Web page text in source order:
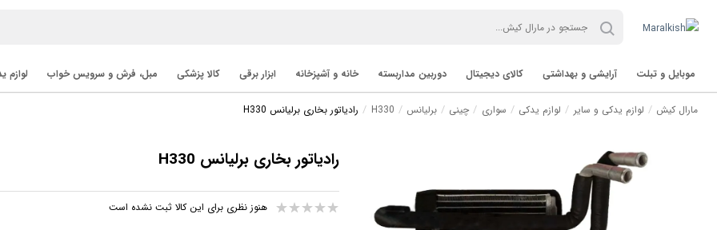
موبایل و تبلت آرایشی و بهداشتی کالای دیجیتال دوربین مداربسته خانه و آشپزخانه ابزار برقی کالا پزشکی مبل، فرش و سرویس خواب لوازم
مارال کیش لوازم یدکی و سایر لوازم یدکی سواری چینی برلیانس H330 رادیاتور بخاری برلیانس H330
رادیاتور بخاری برلیانس H330
هنوز نظری برای این کالا ثبت نشده است